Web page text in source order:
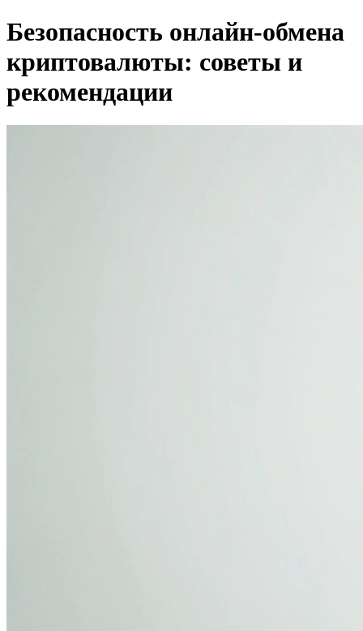
Безопасность онлайн-обмена
криптовалюты: советы и
рекомендации